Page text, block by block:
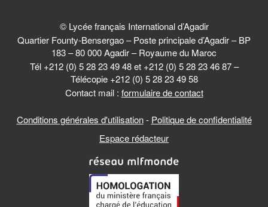
© Lycée français International d’Agadir
Quartier Founty-Bensergao – Poste principale d’Agadir – BP
183 – 80 000 Agadir – Royaume du Maroc
Tél +212 (0) 5 28 23 49 48 et +212 (0) 5 28 23 46 87 –
Télécopie +212 (0) 5 28 23 49 58
Contact mail : formulaire de contact
Conditions générales d'utilisation- Politique de confidentialité
Espace rédacteur